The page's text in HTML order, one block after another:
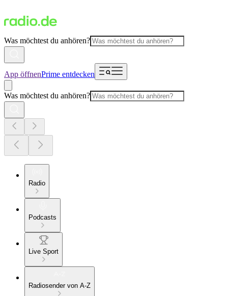
Was möchtest du anhören?
App öffnenPrime entdecken
Was möchtest du anhören?
Radio
Podcasts
Live Sport
Radiosender von A-Z